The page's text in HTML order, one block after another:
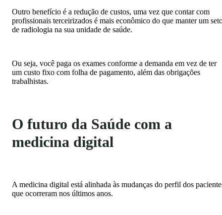
Outro benefício é a redução de custos, uma vez que contar com
profissionais terceirizados é mais econômico do que manter um
de radiologia na sua unidade de saúde.
Ou seja, você paga os exames conforme a demanda em vez de ter
um custo fixo com folha de pagamento, além das obrigações
trabalhistas.
O futuro da Saúde com a
medicina digital
A medicina digital está alinhada às mudanças do perfil dos
que ocorreram nos últimos anos.